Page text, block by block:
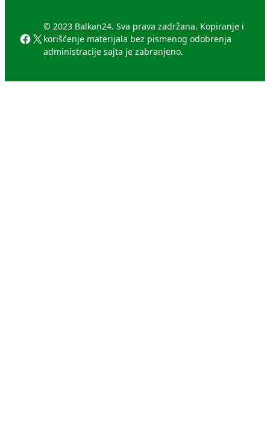
Facebook
X
© 2023 Balkan24. Sva prava zadržana. Kopiranje i
korišćenje materijala bez pismenog odobrenja
administracije sajta je zabranjeno.